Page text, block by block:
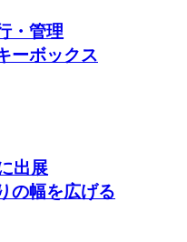
・管理
ーボックス
出展
の幅を広げる